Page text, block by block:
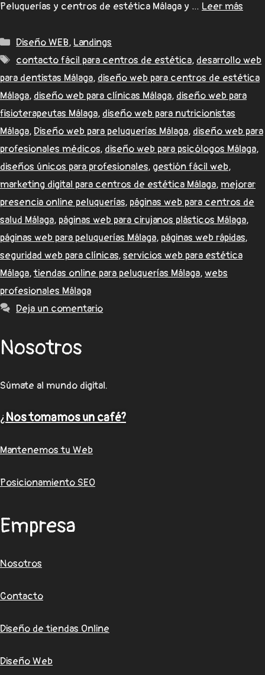
Peluquerías y centros de estética Málaga y … Leer más
Diseño WEB, Landings
contacto fácil para centros de estética, desarrollo web
para dentistas Málaga, diseño web para centros de estética
Málaga, diseño web para clínicas Málaga, diseño web para
fisioterapeutas Málaga, diseño web para nutricionistas
Málaga,Diseño web para peluquerías Málaga, diseño web para
profesionales médicos, diseño web para psicólogos Málaga,
diseños únicos para profesionales, gestión fácil web,
marketing digital para centros de estética Málaga, mejorar
presencia online peluquerías, páginas web para centros de
salud Málaga, páginas web para cirujanos plásticos Málaga,
páginas web para peluquerías Málaga, páginas web rápidas,
seguridad web para clínicas,servicios web para estética
Málaga,tiendas online para peluquerías Málaga,webs
profesionales Málaga
Deja un comentario
Nosotros
Súmate al mundo digital.
¿ Nos tomamos un café?
Mantenemos tu Web
Posicionamiento SEO
Empresa
Nosotros
Contacto
Diseño de tiendas Online
Diseño Web